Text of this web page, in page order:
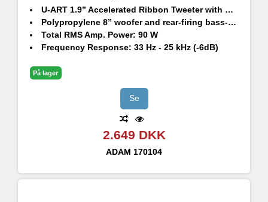
U-ART 1.9” Accelerated Ribbon Tweeter with HPS Waveguide
Polypropylene 8” woofer and rear-firing bass-reflex port
Total RMS Amp. Power: 90 W
Frequency Response: 33 Hz - 25 kHz (-6dB)
På lager
Se
2.649 DKK
ADAM 170104